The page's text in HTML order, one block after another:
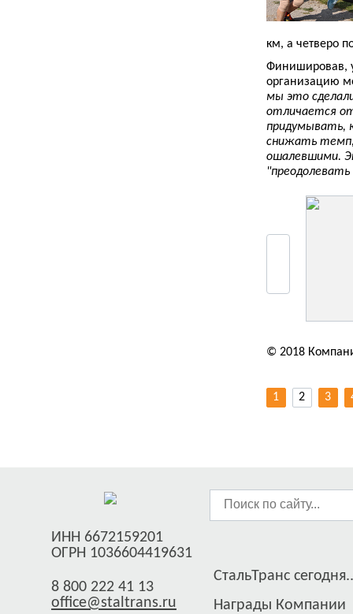
км, а четверо
Финишировав,
организацию
мы это
отличается
придумывать,
снижать темп,
ошалевшими.
"преодолевать
© 2018
1 2 3
ИНН 6672159201
ОГРН 1036604419631
8 800 222 41 13
office@staltrans.ru
СтальТранс
Награды Компании